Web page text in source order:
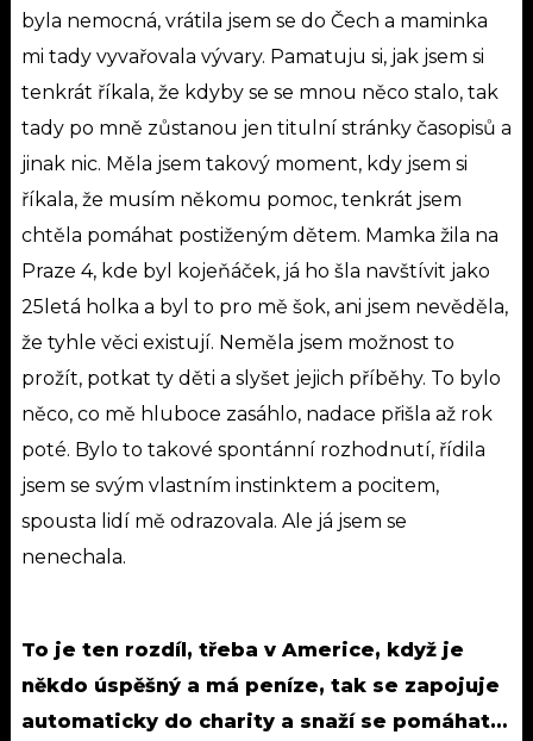
byla nemocná, vrátila jsem se do Čech a maminka
mi tady vyvařovala vývary. Pamatuju si, jak jsem si
tenkrát říkala, že kdyby se se mnou něco stalo, tak
tady po mně zůstanou jen titulní stránky časopisů a
jinak nic. Měla jsem takový moment, kdy jsem si
říkala, že musím někomu pomoc, tenkrát jsem
chtěla pomáhat postiženým dětem. Mamka žila na
Praze 4, kde byl kojeňáček, já ho šla navštívit jako
25letá holka a byl to pro mě šok, ani jsem nevěděla,
že tyhle věci existují. Neměla jsem možnost to
prožít, potkat ty děti a slyšet jejich příběhy. To bylo
něco, co mě hluboce zasáhlo, nadace přišla až rok
poté. Bylo to takové spontánní rozhodnutí, řídila
jsem se svým vlastním instinktem a pocitem,
spousta lidí mě odrazovala. Ale já jsem se
nenechala.
To je ten rozdíl, třeba v Americe, když je
někdo úspěšný a má peníze, tak se zapojuje
automaticky do charity a snaží se pomáhat…